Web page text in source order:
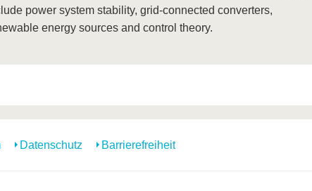
power system stability, grid-connected converters,
energy sources and control theory.
Datenschutz Barrierefreiheit